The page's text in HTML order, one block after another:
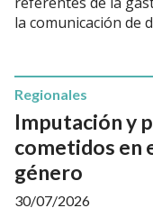
la comunicación de
Imputación y
cometidos en
género
Regionales
30/07/2026